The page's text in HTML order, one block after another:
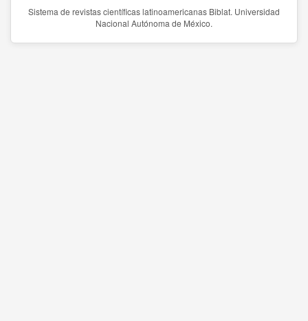
Sistema de revistas científicas latinoamericanas Biblat. Universidad
Nacional Autónoma de México.